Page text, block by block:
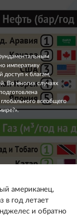
императиву
доступ к благам,
Во многих случаях
всеобщего
американец,
в год летает
и обратно